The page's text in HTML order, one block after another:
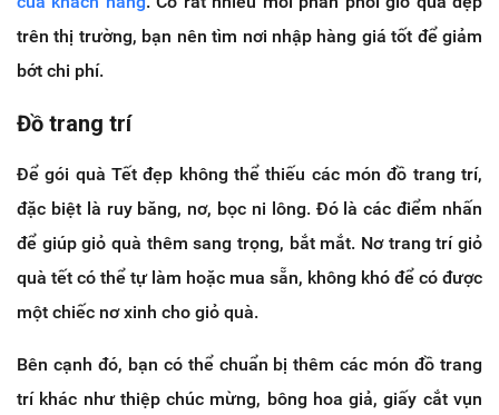
trên thị trường, bạn nên tìm nơi nhập hàng giá tốt để giảm
bớt chi phí.
Đồ trang trí
Để gói quà Tết đẹp không thể thiếu các món đồ trang trí,
đặc biệt là ruy băng, nơ, bọc ni lông. Đó là các điểm nhấn
để giúp giỏ quà thêm sang trọng, bắt mắt. Nơ trang trí giỏ
quà tết có thể tự làm hoặc mua sẵn, không khó để có được
một chiếc nơ xinh cho giỏ quà.
Bên cạnh đó, bạn có thể chuẩn bị thêm các món đồ trang
trí khác như thiệp chúc mừng, bông hoa giả, giấy cắt vụn